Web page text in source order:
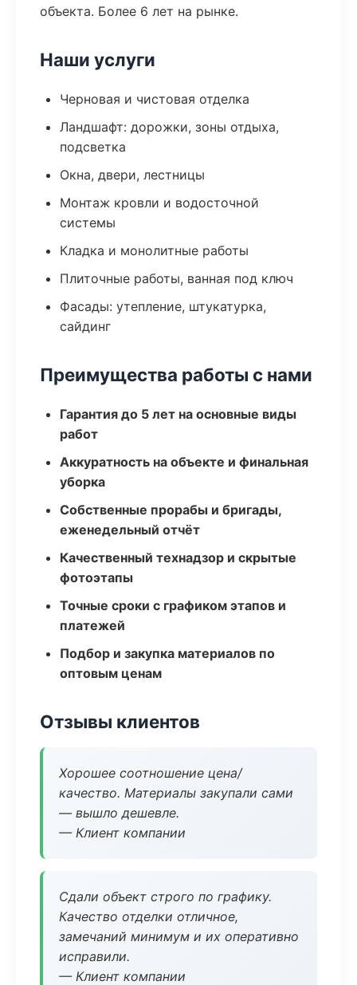
объекта. Более 6 лет на рынке.
Наши услуги
Черновая и чистовая отделка
Ландшафт: дорожки, зоны отдыха,
подсветка
Окна, двери, лестницы
Монтаж кровли и водосточной
системы
Кладка и монолитные работы
Плиточные работы, ванная под ключ
Фасады: утепление, штукатурка,
сайдинг
Преимущества работы с нами
Гарантия до 5 лет на основные виды
работ
Аккуратность на объекте и финальная
уборка
Собственные прорабы и бригады,
еженедельный отчёт
Качественный технадзор и скрытые
фотоэтапы
Точные сроки с графиком этапов и
платежей
Подбор и закупка материалов по
оптовым ценам
Отзывы клиентов
Хорошее соотношение цена/
качество. Материалы закупали сами
— вышло дешевле.
— Клиент компании
Сдали объект строго по графику.
Качество отделки отличное,
замечаний минимум и их оперативно
исправили.
— Клиент компании